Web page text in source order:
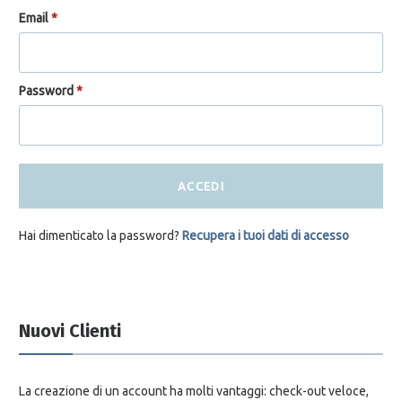
Email*
Password *
ACCEDI
Hai dimenticato la password? Recupera i tuoi dati di accesso
Nuovi Clienti
La creazione di un account ha molti vantaggi: check-out veloce,